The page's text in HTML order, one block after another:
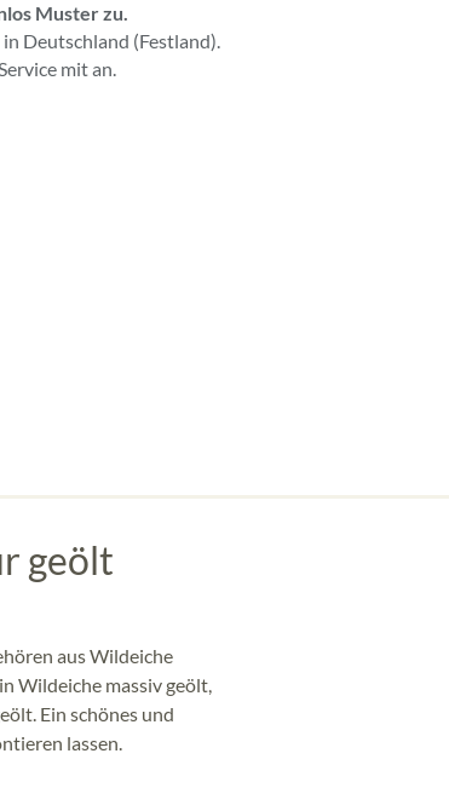
Muster zu.
Deutschland (Festland).
mit an.
geölt
aus Wildeiche
Wildeiche massiv geölt,
Ein schönes und
lassen.